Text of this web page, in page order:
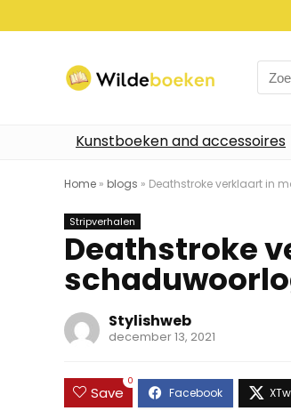
for:
Kunstboeken and accessoires
Home » blogs » Deathstroke verklaart in
Stripverhalen
Deathstroke
Stylishweb
december 13, 2021
Save
0